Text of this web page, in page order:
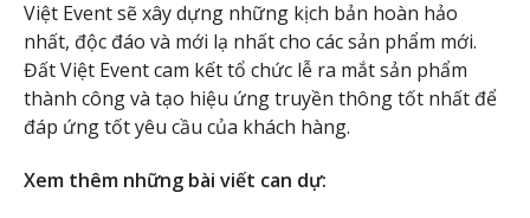
Việt Event sẽ xây dựng những kịch bản hoàn hảo
nhất, độc đáo và mới lạ nhất cho các sản phẩm mới.
Đất Việt Event cam kết tổ chức lễ ra mắt sản phẩm
thành công và tạo hiệu ứng truyền thông tốt nhất để
đáp ứng tốt yêu cầu của khách hàng.
Xem thêm những bài viết can dự: